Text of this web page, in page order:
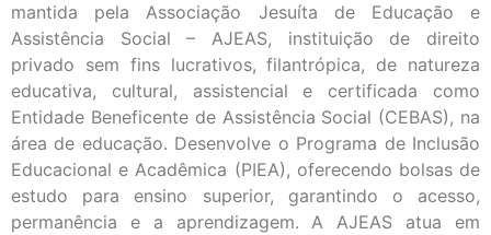
mantida pela Associação Jesuíta de Educação e
Assistência Social – AJEAS, instituição de direito
privado sem fins lucrativos, filantrópica, de natureza
educativa, cultural, assistencial e certificada como
Entidade Beneficente de Assistência Social (CEBAS), na
área de educação. Desenvolve o Programa de Inclusão
Educacional e Acadêmica (PIEA), oferecendo bolsas de
estudo para ensino superior, garantindo o acesso,
permanência e a aprendizagem. A AJEAS atua em